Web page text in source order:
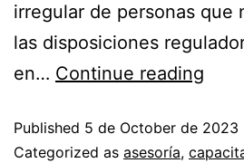
irregular de personas que
las disposiciones
en… Continue reading
Published 5 de October de 2023
Categorized as asesoría,